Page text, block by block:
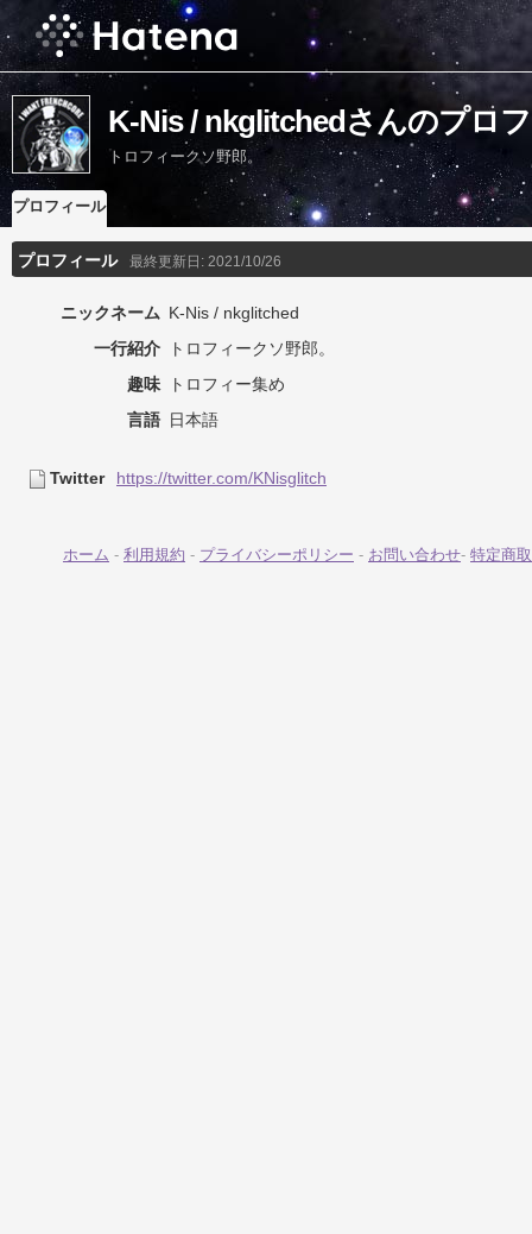
K-Nis / nkglitchedさんのプロ
トロフィークソ野郎。
プロフィール
プロフィール 最終更新日: 2021/10/26
ニックネーム K-Nis / nkglitched
一行紹介
トロフィークソ野郎。
趣味
トロフィー集め
言語 日本語
Twitter https://twitter.com/KNisglitch
ホーム - 利用規約 - プライバシーポリシー - お問い合わせ- 特定商